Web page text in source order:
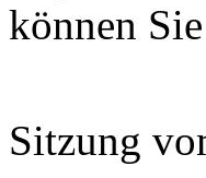
können
Sitzung